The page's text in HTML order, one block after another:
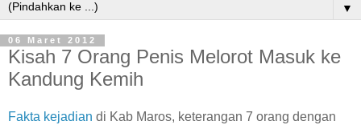
▼
06 Maret 2012
Kisah 7 Orang Penis Melorot Masuk ke
Kandung Kemih
Fakta kejadian di Kab Maros, keterangan 7 orang dengan